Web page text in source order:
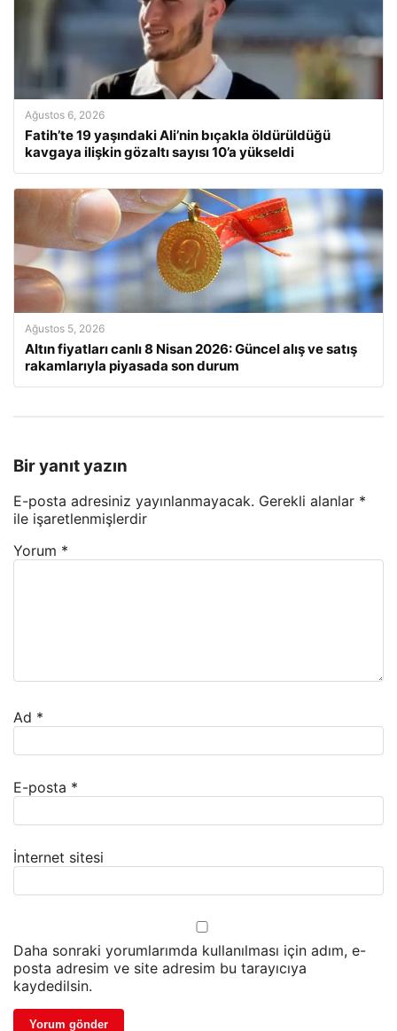
Ağustos 6, 2026
Fatih’te 19 yaşındaki Ali’nin bıçakla öldürüldüğü
kavgaya ilişkin gözaltı sayısı 10’a yükseldi
Ağustos 5, 2026
Altın fiyatları canlı 8 Nisan 2026: Güncel alış ve satış
rakamlarıyla piyasada son durum
Bir yanıt yazın
E-posta adresiniz yayınlanmayacak. Gerekli alanlar *
ile işaretlenmişlerdir
Yorum *
Ad *
E-posta *
İnternet sitesi
Daha sonraki yorumlarımda kullanılması için adım, e-
posta adresim ve site adresim bu tarayıcıya
kaydedilsin.